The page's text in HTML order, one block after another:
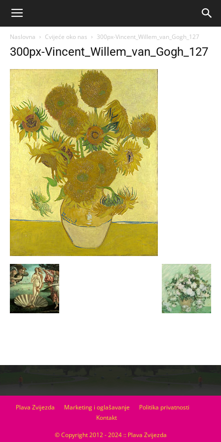
Naslovna Cvijeće oko nas 300px-Vincent_Willem_van_Gogh_127
300px-Vincent_Willem_van_Gogh_127
Plava Zvijezda Marketing i oglašavanje
Politika privatnosti
Kontakt
© Copyright 2012 - 2024 :: Plava Zvijezda